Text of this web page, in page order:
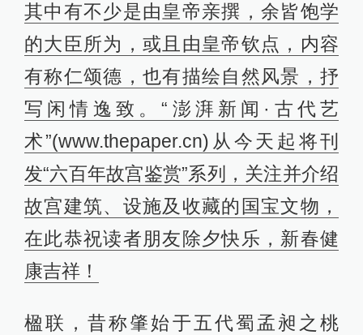
其中有不少是由皇帝亲撰，余皆饱学
的大臣所为，或且由皇帝钦点，内容
有称仁颂德，也有描绘自然风景，抒
写闲情逸致。“澎湃新闻·古代艺
术”(www.thepaper.cn)从今天起将刊
发“六百年故宫鉴赏”系列，关注并介绍
故宫建筑、设施及收藏的国宝文物，
在此恭祝读者朋友除夕快乐，新春健
康吉祥！
楹联，昔称肇始于五代蜀孟昶之桃